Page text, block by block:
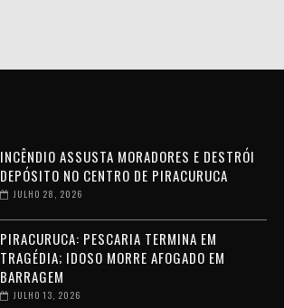
INCÊNDIO ASSUSTA MORADORES E DESTRÓI
DEPÓSITO NO CENTRO DE PIRACURUCA
JULHO 28, 2026
PIRACURUCA: PESCARIA TERMINA EM
TRAGÉDIA; IDOSO MORRE AFOGADO EM
BARRAGEM
JULHO 13, 2026